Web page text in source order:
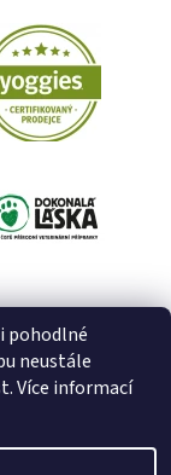
pohodlné
neustále
Více informací